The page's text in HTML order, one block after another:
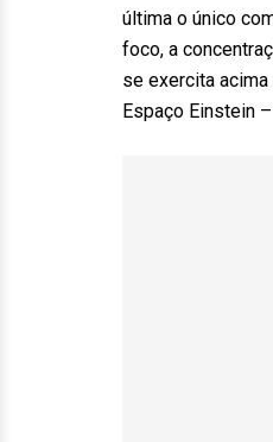
última o único
foco, a
se exercita
Espaço Einstein